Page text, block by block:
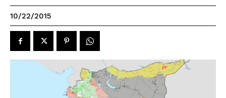
10/22/2015